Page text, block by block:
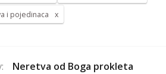
i pojedinaca
Neretva od Boga prokleta